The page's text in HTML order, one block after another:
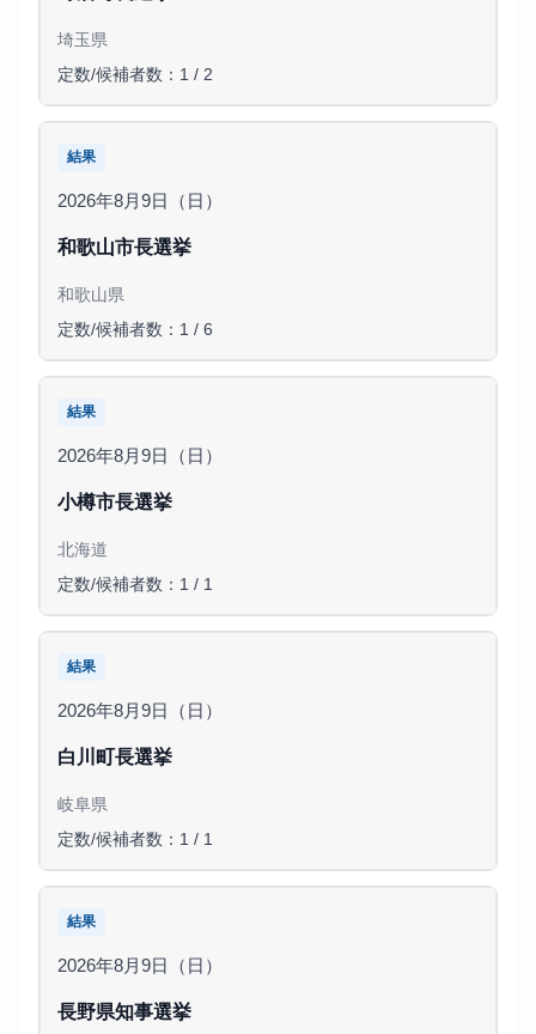
埼玉県
定数/候補者数：1 / 2
結果
2026年8月9日（日）
和歌山市長選挙
和歌山県
定数/候補者数：1 / 6
結果
2026年8月9日（日）
小樽市長選挙
北海道
定数/候補者数：1 / 1
結果
2026年8月9日（日）
白川町長選挙
岐阜県
定数/候補者数：1 / 1
結果
2026年8月9日（日）
長野県知事選挙